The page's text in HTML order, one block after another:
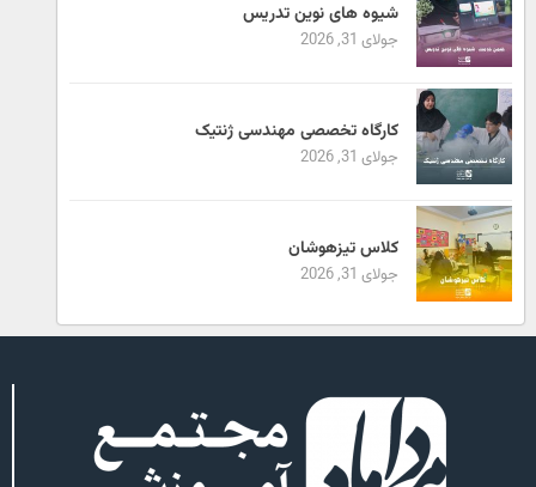
شیوه های نوین تدریس
جولای 31, 2026
کارگاه تخصصی مهندسی ژنتیک
جولای 31, 2026
کلاس تیزهوشان
جولای 31, 2026